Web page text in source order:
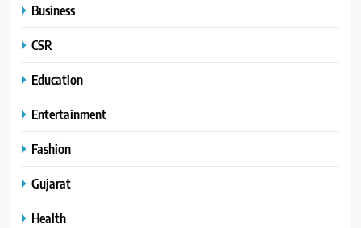
Business
CSR
Education
Entertainment
Fashion
Gujarat
Health